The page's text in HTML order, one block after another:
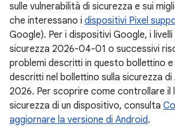
sulle vulnerabilità di sicurezza e sui
che interessano i dispositivi Pixel
Google). Per i dispositivi Google, i
sicurezza 2026-04-01 o successivi
problemi descritti in questo bollettino
descritti nel bollettino sulla sicurezza di
2026. Per scoprire come controllare il
sicurezza di un dispositivo, consulta
aggiornare la versione di Android.